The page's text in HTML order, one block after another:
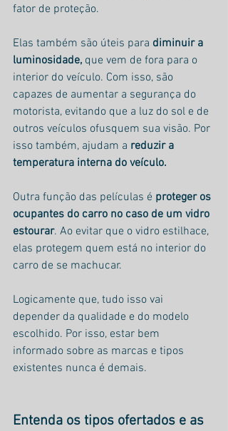
fator de proteção.
Elas também são úteis para diminuir a
luminosidade, que vem de fora para o
interior do veículo. Com isso, são
capazes de aumentar a segurança do
motorista, evitando que a luz do sol e de
outros veículos ofusquem sua visão. Por
isso também, ajudam a reduzir a
temperatura interna do veículo.
Outra função das películas é proteger os
ocupantes do carro no caso de um vidro
estourar. Ao evitar que o vidro estilhace,
elas protegem quem está no interior do
carro de se machucar.
Logicamente que, tudo isso vai
depender da qualidade e do modelo
escolhido. Por isso, estar bem
informado sobre as marcas e tipos
existentes nunca é demais.
Entenda os tipos ofertados e as